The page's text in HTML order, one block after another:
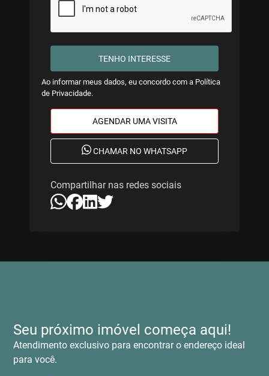
TENHO INTERESSE
Ao informar meus dados, eu concordo com a Política
de Privacidade.
AGENDAR UMA VISITA
CHAMAR NO WHATSAPP
Compartilhar nas redes sociais
Seu próximo imóvel começa aqui!
Atendimento exclusivo para encontrar o endereço ideal
para você.